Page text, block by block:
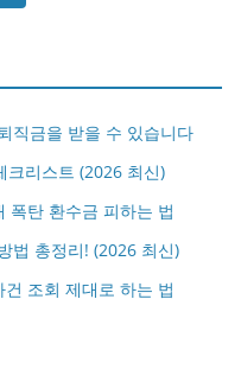
직금을 받을 수 있습니다
크리스트 (2026 최신)
폭탄 환수금 피하는 법
법 총정리! (2026 최신)
조회 제대로 하는 법